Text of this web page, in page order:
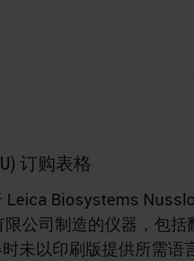
订购表格
Leica Biosystems
公司制造的仪器，包
未以印刷版提供所需语